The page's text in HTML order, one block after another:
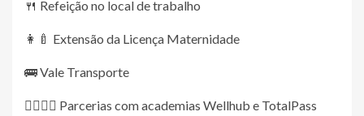
🍴 Refeição no local de trabalho
👩‍🍼 Extensão da Licença Maternidade
🚌 Vale Transporte
🏋️‍♀️🏋️‍♂️ Parcerias com academias Wellhub e TotalPass